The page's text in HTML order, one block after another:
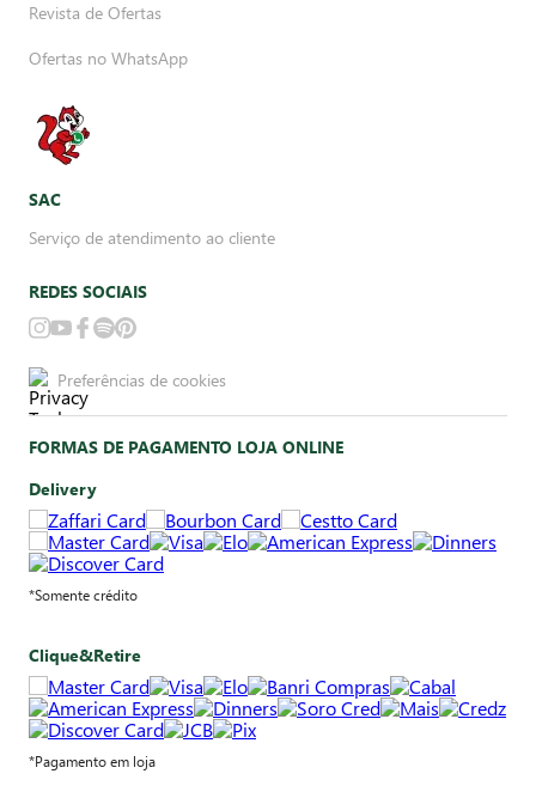
Revista de Ofertas
Ofertas no WhatsApp
SAC
Serviço de atendimento ao cliente
REDES SOCIAIS
Preferências de cookies
FORMAS DE PAGAMENTO LOJA ONLINE
Delivery
*Somente crédito
Clique&Retire
*Pagamento em loja